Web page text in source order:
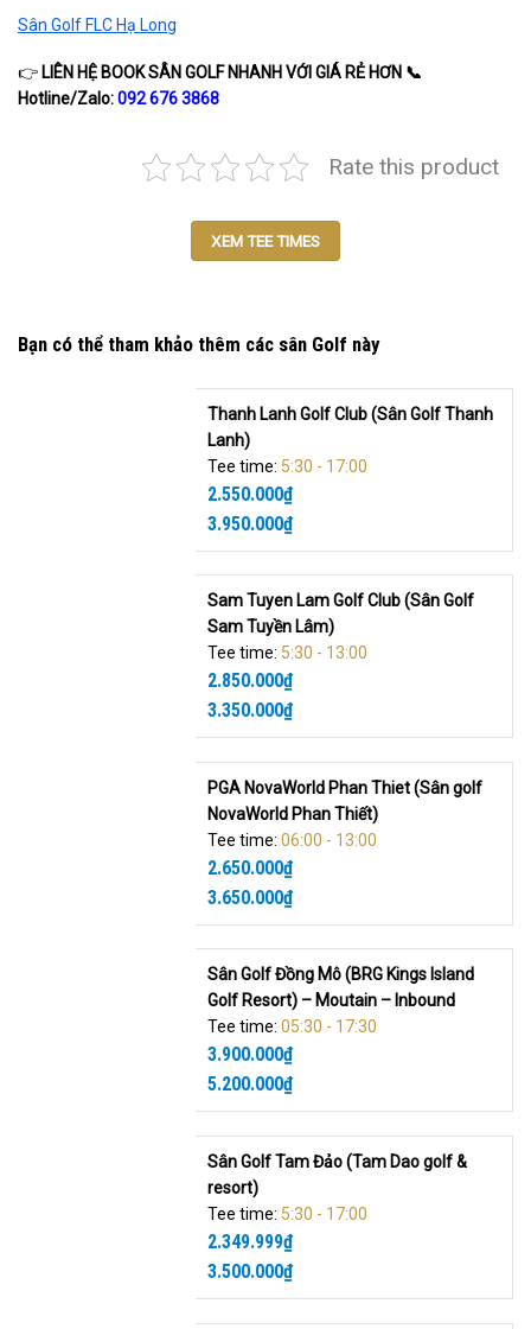
Sân Golf FLC Hạ Long
👉 LIÊN HỆ BOOK SÂN GOLF NHANH VỚI GIÁ RẺ HƠN 📞
Hotline/Zalo:092 676 3868
Rate this product
XEM TEE TIMES
Bạn có thể tham khảo thêm các sân Golf này
Thanh Lanh Golf Club (Sân Golf Thanh
Lanh)
Tee time: 5:30 - 17:00
2.550.000₫
3.950.000₫
Sam Tuyen Lam Golf Club (Sân Golf
Sam Tuyền Lâm)
Tee time: 5:30 - 13:00
2.850.000₫
3.350.000₫
PGA NovaWorld Phan Thiet (Sân golf
NovaWorld Phan Thiết)
Tee time: 06:00 - 13:00
2.650.000₫
3.650.000₫
Sân Golf Đồng Mô (BRG Kings Island
Golf Resort) – Moutain – Inbound
Tee time: 05:30 - 17:30
3.900.000₫
5.200.000₫
Sân Golf Tam Đảo (Tam Dao golf &
resort)
Tee time: 5:30 - 17:00
2.349.999₫
3.500.000₫